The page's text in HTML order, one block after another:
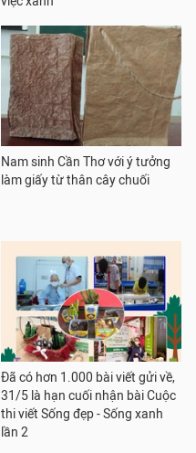
Nam sinh Cần Thơ với ý tưởng
làm giấy từ thân cây chuối
Đã có hơn 1.000 bài viết gửi về,
31/5 là hạn cuối nhận bài Cuộc
thi viết Sống đẹp - Sống xanh
lần 2